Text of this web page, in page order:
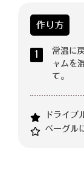
作り方
1
常温に
ャムを
て。
ドライブ
ベーグル